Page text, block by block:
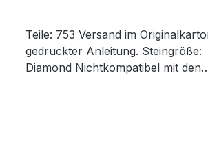
Teile: 753 Versand im
gedruckter Anleitung. Steingröße:
Diamond Nichtkompatibel mit den